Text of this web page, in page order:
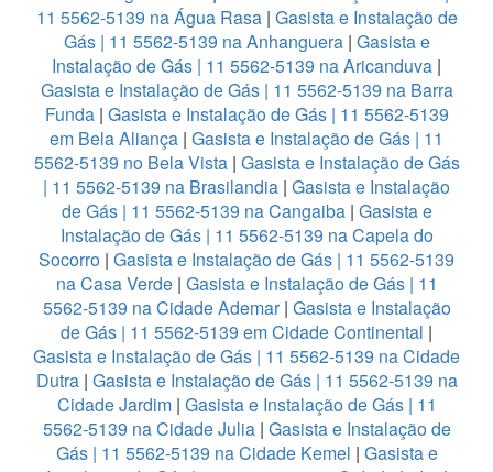
11 5562-5139 na Água Rasa | Gasista e Instalação de
Gás | 11 5562-5139 na Anhanguera| Gasista e
Instalação de Gás | 11 5562-5139 na Aricanduva |
Gasista e Instalação de Gás | 11 5562-5139 na Barra
Funda | Gasista e Instalação de Gás | 11 5562-5139
em Bela Aliança | Gasista e Instalação de Gás | 11
5562-5139 no Bela Vista| Gasista e Instalação de Gás
| 11 5562-5139 na Brasilandia | Gasista e Instalação
de Gás | 11 5562-5139 na Cangaiba| Gasista e
Instalação de Gás | 11 5562-5139 na Capela do
Socorro | Gasista e Instalação de Gás | 11 5562-5139
na Casa Verde| Gasista e Instalação de Gás | 11
5562-5139 na Cidade Ademar| Gasista e Instalação
de Gás | 11 5562-5139 em Cidade Continental |
Gasista e Instalação de Gás | 11 5562-5139 na Cidade
Dutra | Gasista e Instalação de Gás | 11 5562-5139 na
Cidade Jardim| Gasista e Instalação de Gás | 11
5562-5139 na Cidade Julia | Gasista e Instalação de
Gás | 11 5562-5139 na Cidade Kemel | Gasista e